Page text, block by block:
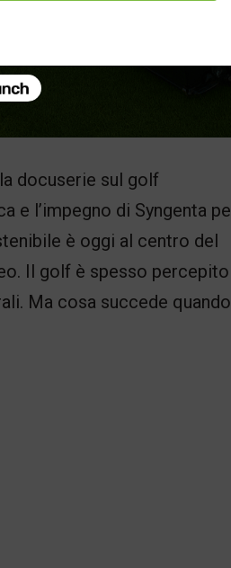
docuserie sul golf
e l’impegno di Syngenta
è oggi al centro del
Il golf è spesso percepito
Ma cosa succede